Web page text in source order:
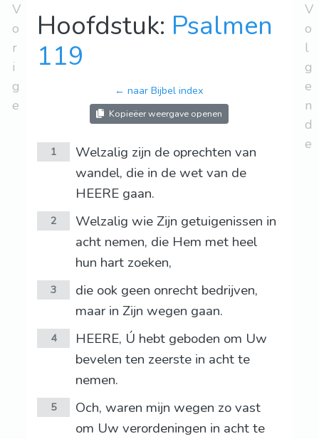
V
o
r
i
g
e
Hoofdstuk: Psalmen
119
← naar Bijbel index
Kopieëer weergave openen
1
Welzalig zijn de oprechten van
wandel, die in de wet van de
HEERE gaan.
2
Welzalig wie Zijn getuigenissen in
acht nemen, die Hem met heel
hun hart zoeken,
3
die ook geen onrecht bedrijven,
maar in Zijn wegen gaan.
4
HEERE, Ú hebt geboden om Uw
bevelen ten zeerste in acht te
nemen.
5
Och, waren mijn wegen zo vast
om Uw verordeningen in acht te
V
o
l
g
e
n
d
e